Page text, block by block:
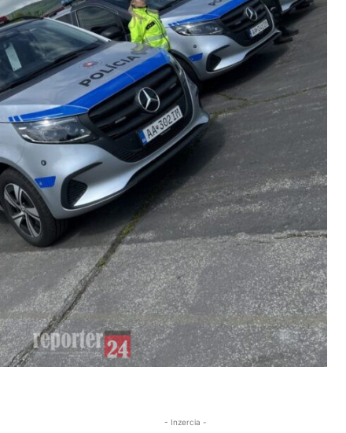
- Inzercia -